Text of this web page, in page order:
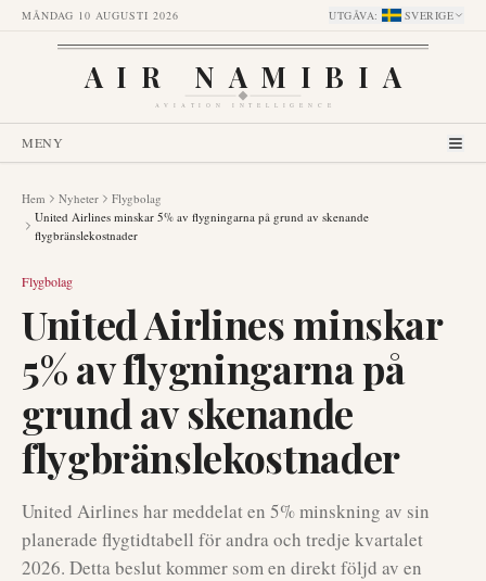
MÅNDAG 10 AUGUSTI 2026 UTGÅVA: SVERIGE
AIR NAMIBIA
AVIATION INTELLIGENCE
MENY
Hem Nyheter
Flygbolag
United Airlines minskar 5% av flygningarna på grund av skenande
flygbränslekostnader
Flygbolag
United Airlines minskar
5% av flygningarna på
grund av skenande
flygbränslekostnader
United Airlines har meddelat en 5% minskning av sin
planerade flygtidtabell för andra och tredje kvartalet
2026. Detta beslut kommer som en direkt följd av en